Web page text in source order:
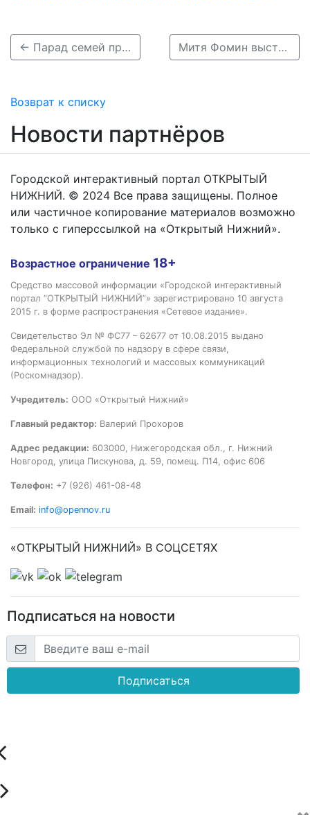
← Парад семей пройдёт 8 июля в День семьи, любви и верности в Нижнем Новгороде Митя Фомин выступит на фестивале «Мастера Золотого кольца» в Городце →
Возврат к списку
Новости партнёров
Городской интерактивный портал ОТКРЫТЫЙ
НИЖНИЙ. © 2024 Все права защищены. Полное
или частичное копирование материалов возможно
только с гиперссылкой на «Открытый Нижний».
Возрастное ограничение 18+
Средство массовой информации «Городской интерактивный
портал “ОТКРЫТЫЙ НИЖНИЙ”» зарегистрировано 10 августа
2015 г. в форме распространения «Сетевое издание».
Свидетельство Эл № ФС77 – 62677 от 10.08.2015 выдано
Федеральной службой по надзору в сфере связи,
информационных технологий и массовых коммуникаций
(Роскомнадзор).
Учредитель: ООО «Открытый Нижний»
Главный редактор: Валерий Прохоров
Адрес редакции: 603000, Нижегородская обл., г. Нижний
Новгород, улица Пискунова, д. 59, помещ. П14, офис 606
Телефон: +7 (926) 461-08-48
Email: info@opennov.ru
«ОТКРЫТЫЙ НИЖНИЙ» В СОЦСЕТЯХ
Подписаться на новости
Подписаться